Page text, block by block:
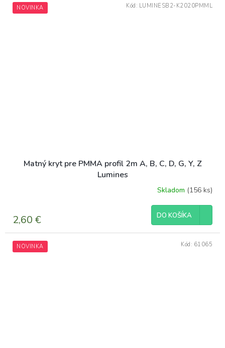
NOVINKA
Matný kryt pre PMMA profil 2m A, B, C, D, G, Y, Z
Lumines
Skladom (156 ks)
2,60 € DO KOŠÍKA
Kód: LUMINESB2-K2020PMML
NOVINKA Kód: 61065